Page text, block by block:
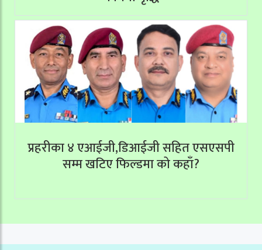
प्रहरीका ४ एआईजी,डिआईजी सहित एसएसपी
सम्म खटिए फिल्डमा को कहाँ?